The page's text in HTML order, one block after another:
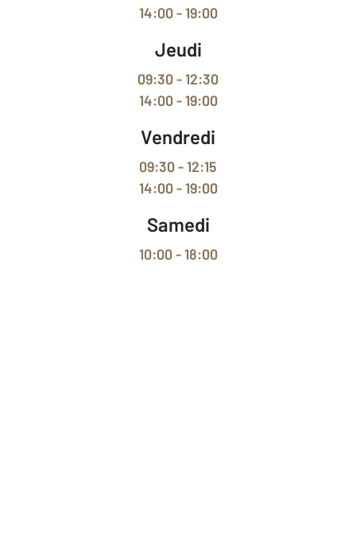
14:00 - 19:00
Jeudi
09:30 - 12:30
14:00 - 19:00
Vendredi
09:30 - 12:15
14:00 - 19:00
Samedi
10:00 - 18:00